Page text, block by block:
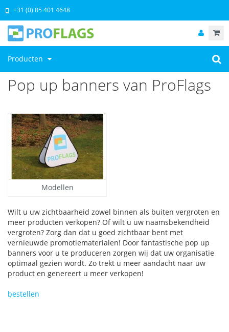
Producten
+31 (0) 85 401 4648
Pop up banners van ProFlags
Modellen
Wilt u uw zichtbaarheid zowel binnen als buiten vergroten en
meer producten verkopen? Of wilt u uw naamsbekendheid
vergroten? Zorg dan dat u goed zichtbaar bent met
vernieuwde promotiematerialen! Door fantastische pop up
banners voor u te produceren zorgen wij dat uw organisatie
optimaal gezien wordt. Zo trekt u meer aandacht naar uw
product en genereert u meer verkopen!
bestellen